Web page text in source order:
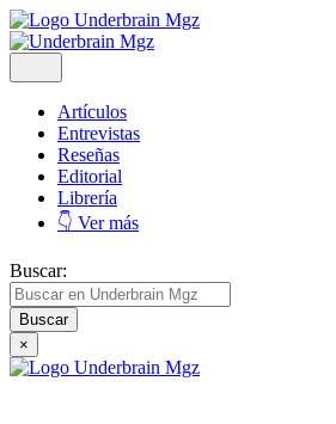
Artículos
Entrevistas
Reseñas
Editorial
Librería
👇 Ver más
Buscar:
×